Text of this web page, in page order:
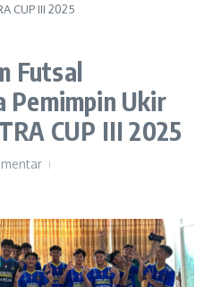
CUP III 2025
Futsal
Pemimpin Ukir
CUP III 2025